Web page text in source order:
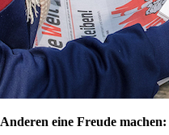
Anderen eine Freude machen: